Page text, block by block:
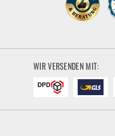
WIR VERSENDEN MIT: